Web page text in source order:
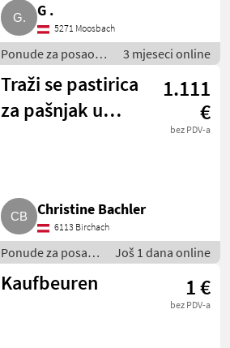
G .
5271 Moosbach
Ponude za posao /
Sezonski radnici
3 mjeseci online
Traži se pastirica
za pašnjak u
1.111
€
bez PDV-a
Christine Bachler
6113 Birchach
Ponude za posao
/ Sezonski radnici
Još 1 dana online
Kaufbeuren 1 €
bez PDV-a